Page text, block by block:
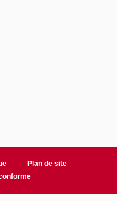
Plan de site